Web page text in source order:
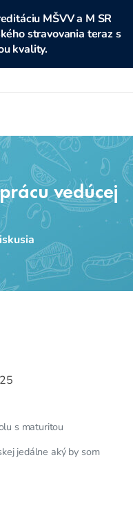
MŠVV a M SR
stravovania teraz s
kvality.
vedúcej
s maturitou
jedálne aký by som